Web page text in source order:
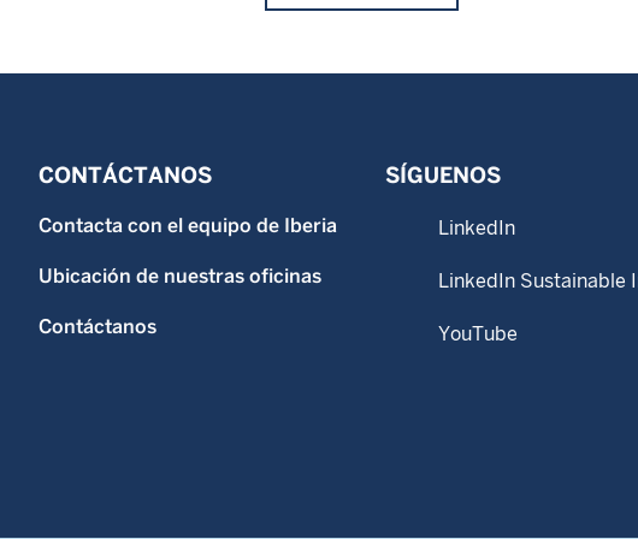
CONTÁCTANOS
Contacta con el equipo de Iberia
Ubicación de nuestras oficinas
Contáctanos
SÍGUENOS
LinkedIn
LinkedIn Sustainable
YouTube